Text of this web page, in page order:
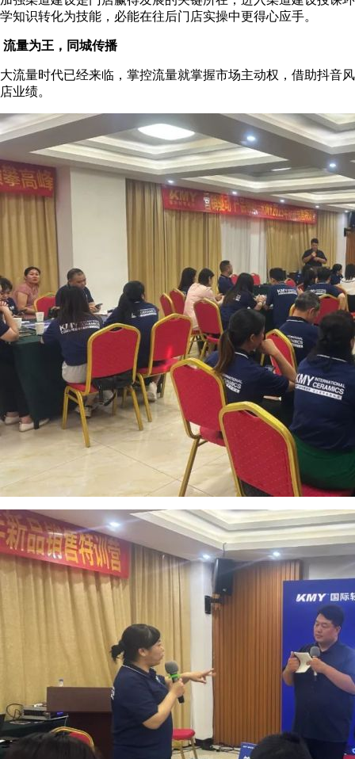
学知识转化为技能，必能在往后门店实操中更得心应手。
流量为王，同城传播
大流量时代已经来临，掌控流量就掌握市场主动权，借助抖音
店业绩。